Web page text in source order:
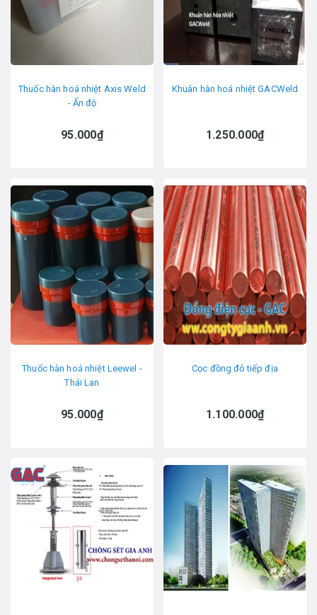
Thuốc hàn hoá nhiệt Axis Weld
- Ấn độ
95.000₫
Khuân hàn hoá nhiệt GACWeld
1.250.000₫
Thuốc hàn hoá nhiệt Leewel -
Thái Lan
95.000₫
Cọc đồng đỏ tiếp địa
1.100.000₫